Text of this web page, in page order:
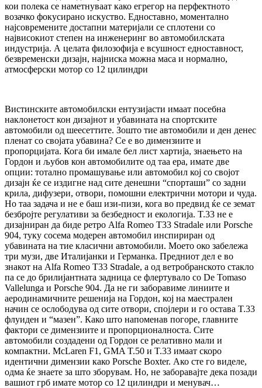
кои полека се наметнуваат како егрегор на перфектното
возачко фокусирано искуство. Едноставно, моментално
најсовремените достапни материјали се сплотени со
највисокиот степен на инженеринг во автомобилската
индустрија. А целата филозофија е всушност едноставност,
безвременски дизајн, најниска можна маса и нормално,
атмосферски мотор со 12 цилиндри
Вистинските автомобилски ентузијасти имаат посебна
наклонетост кон дизајнот и убавината на спортските
автомобили од шеесеттите. Зошто тие автомобили и ден денес
пленат со својата убавина? Се е во димензиите и
пропорцијата. Кога би имале бел лист хартија, знаењето на
Гордон и љубов кон автомобилите од таа ера, имате две
опции: тотално промашување или автомобил кој со својот
дизајн ќе се издигне над сите денешни “спорташи” со задни
крила, дифузери, отвори, помошни електрични мотори и чуда.
Но таа задача и не е баш изи-пизи, кога во предвид ќе се земат
безбројте регулативи за безбедност и екологија. T.33 не е
дизајниран да биде ретро Alfa Romeo T33 Stradale или Porsche
904, туку сосема модерен автомобил инспириран од
убавината на тие класични автомобили. Моето око забележа
три музи, две Италијанки и Германка. Предниот дел е во
знакот на Alfa Romeo T33 Stradale, а од ветробранското стакло
па се до брилијантната задница се флертувало со De Tomaso
Vallelunga и Porsche 904. Да не ги заборавиме линиите и
аеродинамичните решенија на Гордон, кој на маестрален
начин се ослободува од сите отвори, спојлери и го остава T.33
флуиден и “мазен”. Како што напоменав погоре, главните
фактори се димензиите и пропорционалноста. Сите
автомобили создадени од Гордон се релативно мали и
компактни. McLaren F1, GMA T.50 и T.33 имаат скоро
идентични димензии како Porsche Boxter. Ако сте го виделе,
одма ќе знаете за што зборувам. Но, не заборавајте дека позади
вашиот грб имате мотор со 12 цилиндри и менувач…